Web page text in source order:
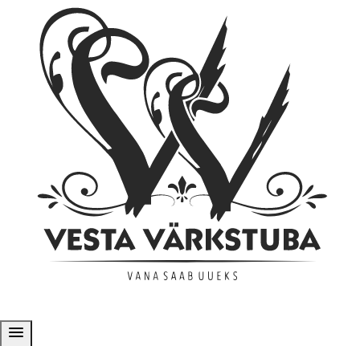
menu